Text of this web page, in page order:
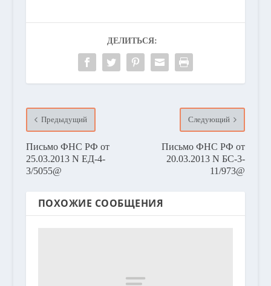
ДЕЛИТЬСЯ:
Предыдущий
Письмо ФНС РФ от
25.03.2013 N ЕД-4-
3/5055@
Следующий
Письмо ФНС РФ от
20.03.2013 N БС-3-
11/973@
ПОХОЖИЕ СООБЩЕНИЯ